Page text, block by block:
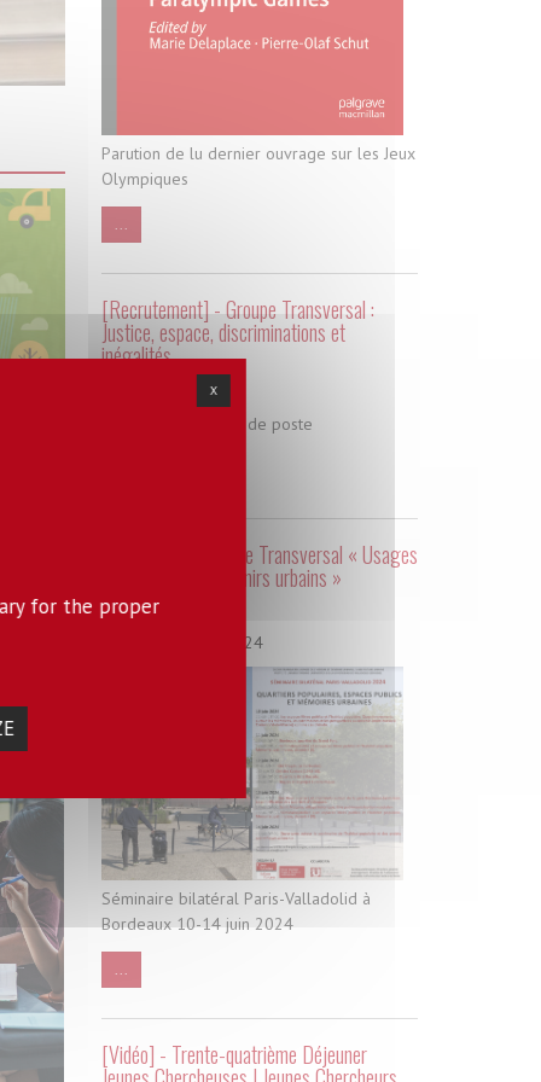
Parution de lu dernier ouvrage sur les Jeux
Olympiques
[Recrutement] - Groupe Transversal :
Justice, espace, discriminations et
inégalités
Consulter la fiche de poste
[Séminaire] - Groupe Transversal « Usages
de l'Histoire et devenirs urbains »
07 juin 2024
Du 10 au 14 juin 2024
Séminaire bilatéral Paris-Valladolid à
Bordeaux 10-14 juin 2024
...
[Vidéo] - Trente-quatrième Déjeuner
X
for the proper